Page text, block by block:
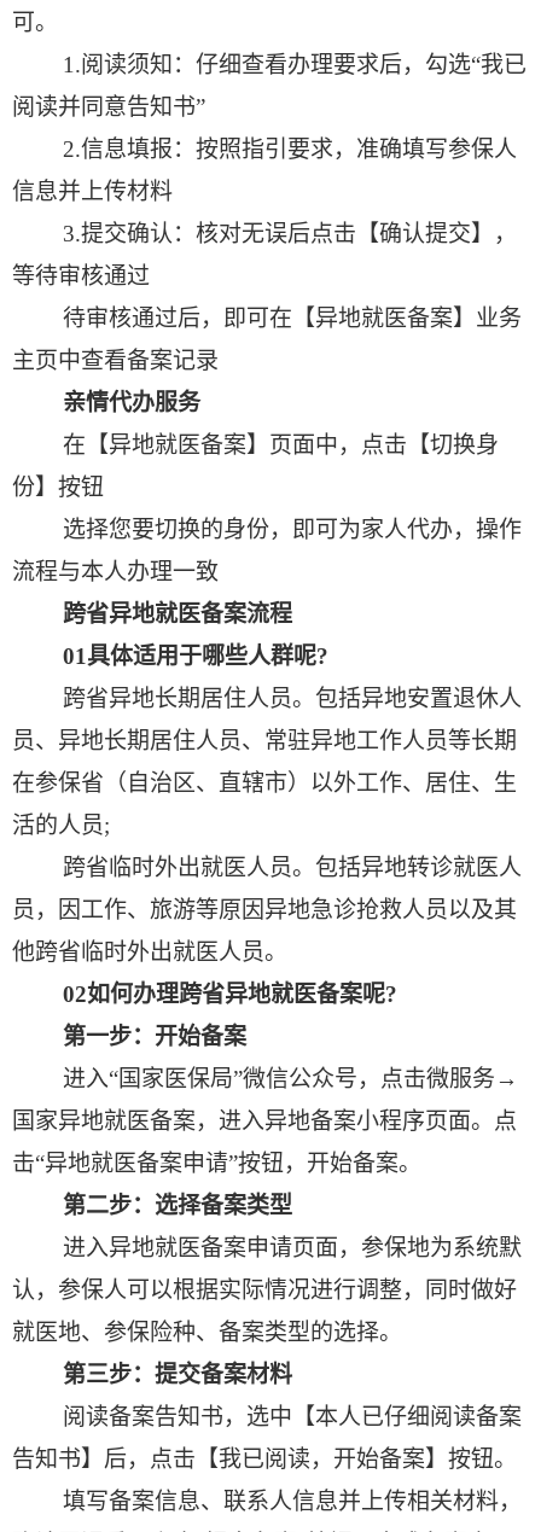
可。
1.阅读须知：仔细查看办理要求后，勾选“我已
阅读并同意告知书”
2.信息填报：按照指引要求，准确填写参保人
信息并上传材料
3.提交确认：核对无误后点击【确认提交】，
等待审核通过
待审核通过后，即可在【异地就医备案】业务
主页中查看备案记录
亲情代办服务
在【异地就医备案】页面中，点击【切换身
份】按钮
选择您要切换的身份，即可为家人代办，操作
流程与本人办理一致
跨省异地就医备案流程
01具体适用于哪些人群呢?
跨省异地长期居住人员。包括异地安置退休人
员、异地长期居住人员、常驻异地工作人员等长期
在参保省（自治区、直辖市）以外工作、居住、生
活的人员;
跨省临时外出就医人员。包括异地转诊就医人
员，因工作、旅游等原因异地急诊抢救人员以及其
他跨省临时外出就医人员。
02如何办理跨省异地就医备案呢?
第一步：开始备案
进入“国家医保局”微信公众号，点击微服务→
国家异地就医备案，进入异地备案小程序页面。点
击“异地就医备案申请”按钮，开始备案。
第二步：选择备案类型
进入异地就医备案申请页面，参保地为系统默
认，参保人可以根据实际情况进行调整，同时做好
就医地、参保险种、备案类型的选择。
第三步：提交备案材料
阅读备案告知书，选中【本人已仔细阅读备案
告知书】后，点击【我已阅读，开始备案】按钮。
填写备案信息、联系人信息并上传相关材料，